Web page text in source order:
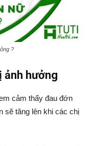
?
ảnh hưởng
cảm thấy đau đớn
sẽ tăng lên khi các chị